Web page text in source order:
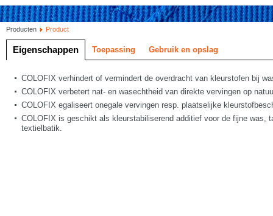
Producten Product
Eigenschappen Toepassing Gebruik en opslag
COLOFIX verhindert of vermindert de overdracht van kleurstofen bij
COLOFIX verbetert nat- en wasechtheid van direkte vervingen op
COLOFIX egaliseert onegale vervingen resp. plaatselijke
COLOFIX is geschikt als kleurstabiliserend additief voor de fijne was,
textielbatik.